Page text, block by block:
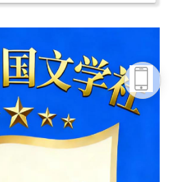
文集
头条号
下载APP